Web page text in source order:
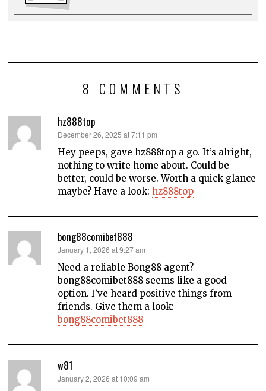
8 COMMENTS
hz888top
says:
December 26, 2025 at 7:11 pm
Hey peeps, gave hz888top a go. It’s alright,
nothing to write home about. Could be
better, could be worse. Worth a quick glance
maybe? Have a look:hz888top
bong88comibet888
says:
January 1, 2026 at 9:27 am
Need a reliable Bong88 agent?
bong88comibet888 seems like a good
option. I’ve heard positive things from
friends. Give them a look:
bong88comibet888
w81
says:
January 2, 2026 at 10:09 am